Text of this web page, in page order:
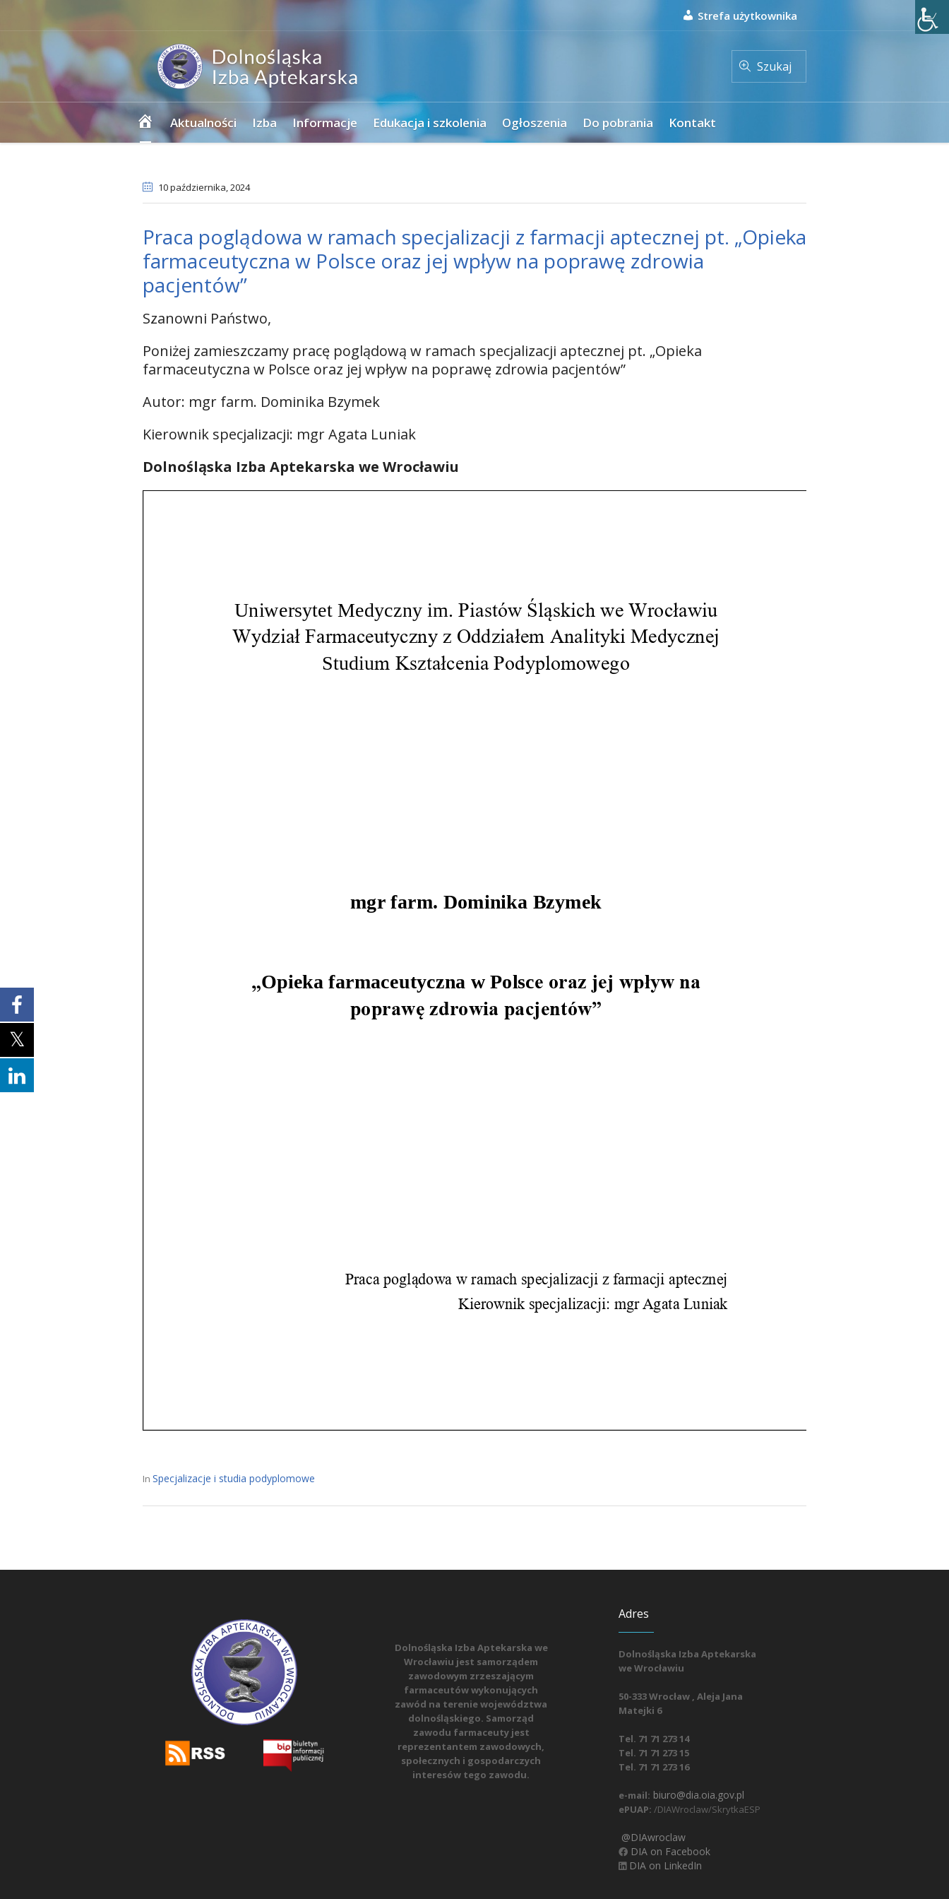
Strefa użytkownika
Szukaj
Strona
główna
Aktualności Izba Informacje Edukacja i szkolenia Ogłoszenia Do pobrania Kontakt
10 października, 2024
Praca poglądowa w ramach specjalizacji z farmacji aptecznej pt. „Opieka
farmaceutyczna w Polsce oraz jej wpływ na poprawę zdrowia
pacjentów”
Szanowni Państwo,
Poniżej zamieszczamy pracę poglądową w ramach specjalizacji aptecznej pt. „Opieka
farmaceutyczna w Polsce oraz jej wpływ na poprawę zdrowia pacjentów”
Autor: mgr farm. Dominika Bzymek
Kierownik specjalizacji: mgr Agata Luniak
Dolnośląska Izba Aptekarska we Wrocławiu
In Specjalizacje i studia podyplomowe
Dolnośląska Izba Aptekarska we
Wrocławiu jest samorządem
zawodowym zrzeszającym
farmaceutów wykonujących
zawód na terenie województwa
dolnośląskiego. Samorząd
zawodu farmaceuty jest
reprezentantem zawodowych,
społecznych i gospodarczych
interesów tego zawodu.
Adres
Dolnośląska Izba Aptekarska
we Wrocławiu
50-333 Wrocław , Aleja Jana
Matejki 6
Tel. 71 71 273 14
Tel. 71 71 273 15
Tel. 71 71 273 16
e-mail: biuro@dia.oia.gov.pl
ePUAP: /DIAWroclaw/SkrytkaESP
@DIAwroclaw
DIA on Facebook
DIA on LinkedIn